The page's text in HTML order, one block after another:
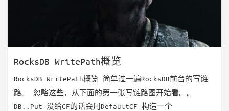
RocksDB WritePath概览
RocksDB WritePath概览 简单过一遍RocksDB前台的写链
路。 忽略这些，从下面的第一张写链路图开始看。。
DB::Put 没给CF的话会用DefaultCF 构造一个